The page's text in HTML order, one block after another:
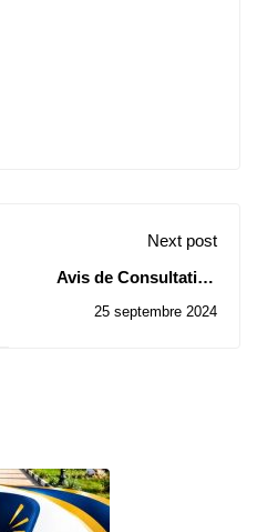
Next post
Avis de Consultation
25 septembre 2024